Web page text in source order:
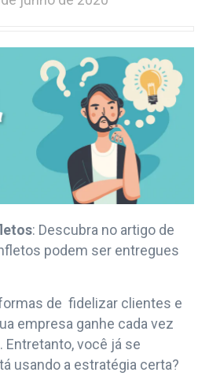
: Descubra no artigo de
podem ser entregues
de fidelizar clientes e
empresa ganhe cada vez
Entretanto, você já se
usando a estratégia certa?